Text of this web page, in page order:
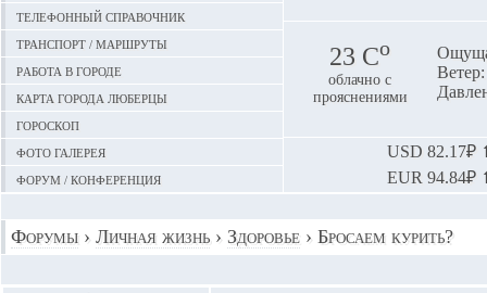
Телефонный справочник
Транспорт / маршруты
Работа в городе
Карта города Люберцы
Гороскоп
Фото галерея
Форум / конференция
23 Сo
облачно с
прояснениями
USD 82.17₽
EUR 94.84₽
Форумы › Личная жизнь › Здоровье › Бросаем курить?